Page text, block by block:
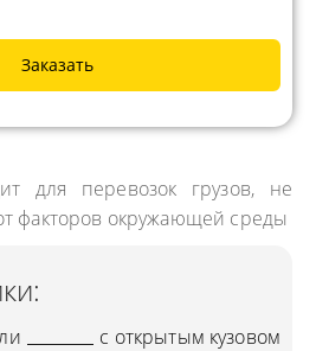
Заказать
для перевозок грузов, не
факторов окружающей среды
с открытым кузовом